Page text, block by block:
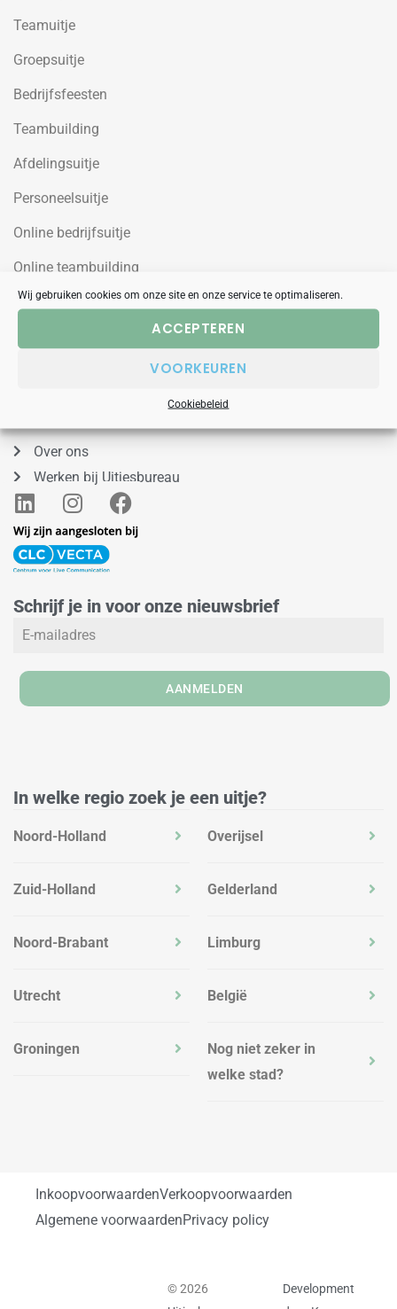
Wij gebruiken cookies om onze site en onze service te optimaliseren.
ACCEPTEREN
VOORKEUREN
Cookiebeleid
Teamuitje
Groepsuitje
Bedrijfsfeesten
Teambuilding
Afdelingsuitje
Personeelsuitje
Online bedrijfsuitje
Online teambuilding
Over ons
Werken bij Uitjesbureau
L
i
n
k
d
i
I
n
s
t
g
r
m
F
a
o
Schrijf je in voor onze nieuwsbrief
AANMELDEN
In welke regio zoek je een uitje?
Noord-Holland
Zuid-Holland
Noord-Brabant
Utrecht
Groningen
Overijsel
Gelderland
Limburg
België
Nog niet zeker in
welke stad?
InkoopvoorwaardenVerkoopvoorwaarden
Algemene voorwaardenPrivacy policy
© 2026
Development